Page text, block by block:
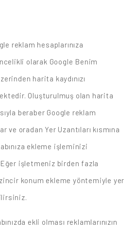
reklam hesaplarınıza
olarak Google Benim
harita kaydınızı
Oluşturulmuş olan harita
beraber Google reklam
ve oradan Yer Uzantıları kısmına
ekleme işleminizi
işletmeniz birden fazla
konum ekleme yöntemiyle yer
ekli olması reklamlarınızın